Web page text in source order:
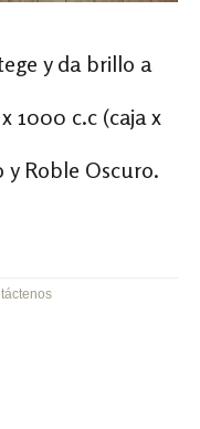
y da brillo a
1000 c.c (caja x
Roble Oscuro.